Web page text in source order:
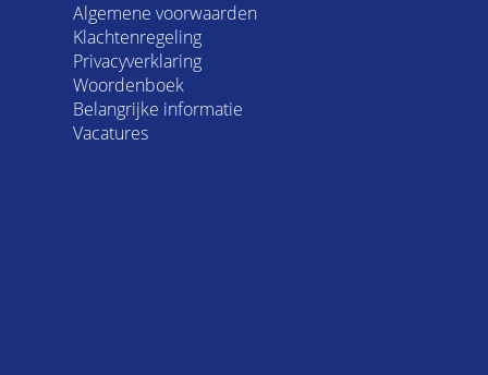
Algemene voorwaarden
Klachtenregeling
Privacyverklaring
Woordenboek
Belangrijke informatie
Vacatures